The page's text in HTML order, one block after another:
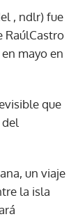
, ndlr) fue
RaúlCastro
mayo en
que
un viaje
la isla